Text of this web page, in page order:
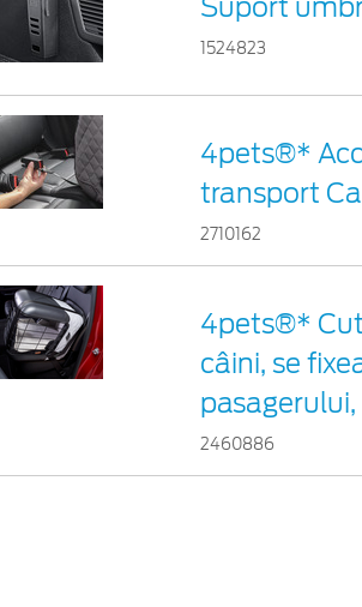
Suport
1524823
4pets®*
transport
2710162
4pets®*
câini, se
2460886